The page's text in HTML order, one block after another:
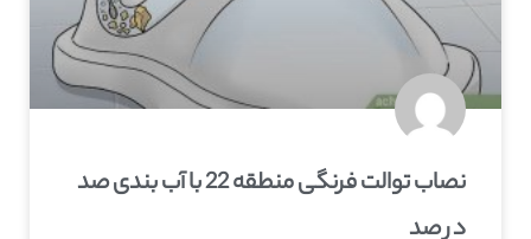
نصاب توالت فرنگی منطقه 22 با آب بندی صد
در صد